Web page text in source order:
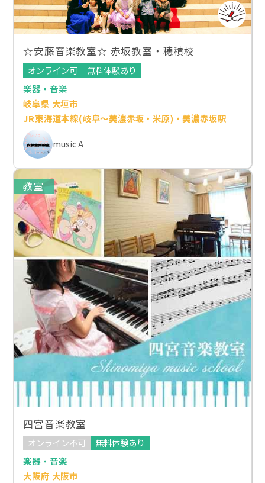
☆安藤音楽教室☆ 赤坂教室・穂積校
オンライン可
無料体験あり
楽器・音楽
岐阜県 大垣市
JR東海道本線(岐阜～美濃赤坂・米原)・美濃赤坂駅
music A
教室
四宮音楽教室
オンライン不可
無料体験あり
楽器・音楽
大阪府 大阪市